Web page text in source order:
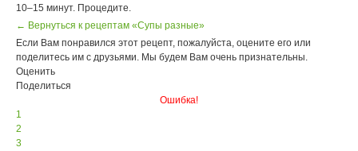
10–15 минут. Процедите.
← Вернуться к рецептам «Супы разные»
Если Вам понравился этот рецепт, пожалуйста, оцените его или
поделитесь им с друзьями. Мы будем Вам очень признательны.
Оценить
Поделиться
Ошибка!
1
2
3